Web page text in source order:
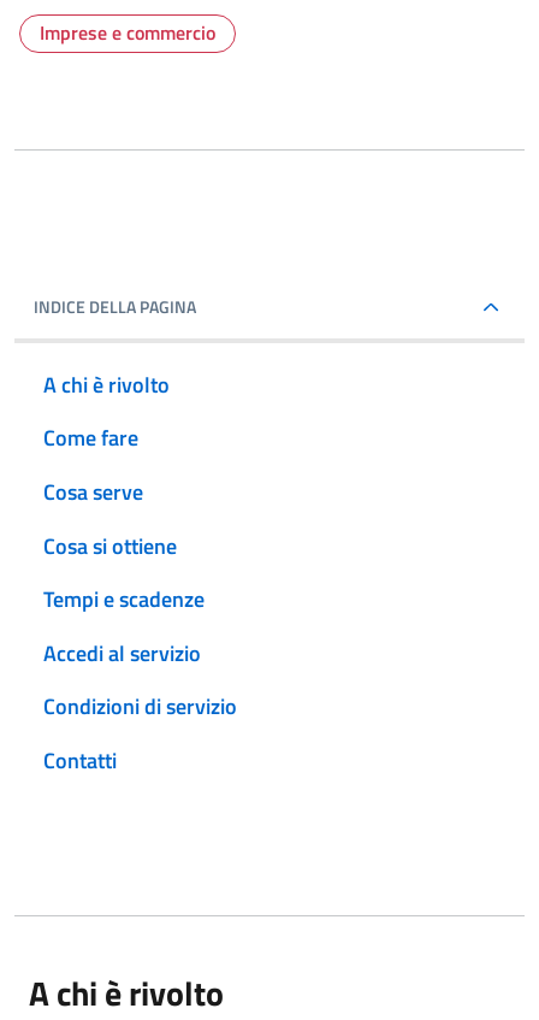
Imprese e commercio
INDICE DELLA PAGINA
A chi è rivolto
Come fare
Cosa serve
Cosa si ottiene
Tempi e scadenze
Accedi al servizio
Condizioni di servizio
Contatti
A chi è rivolto